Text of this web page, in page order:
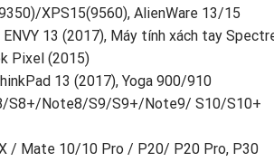
XPS15(9560), AlienWare 13/15
13 (2017), Máy tính xách tay
Pixel (2015)
13 (2017), Yoga 900/910
S8+/Note8/S9/S9+/Note9/ S10/S10+
/ Mate 10/10 Pro / P20/ P20 Pro, P30